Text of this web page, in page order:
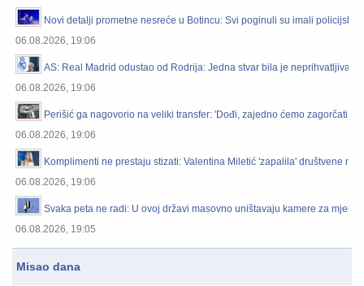
Novi detalji prometne nesreće u Botincu: Svi poginuli su imali policijske
06.08.2026, 19:06
AS: Real Madrid odustao od Rodrija: Jedna stvar bila je neprihvatljiva
06.08.2026, 19:06
Perišić ga nagovorio na veliki transfer: 'Dođi, zajedno ćemo zagorčati
06.08.2026, 19:06
Komplimenti ne prestaju stizati: Valentina Miletić 'zapalila' društvene
06.08.2026, 19:06
Svaka peta ne radi: U ovoj državi masovno uništavaju kamere za
06.08.2026, 19:05
Misao dana